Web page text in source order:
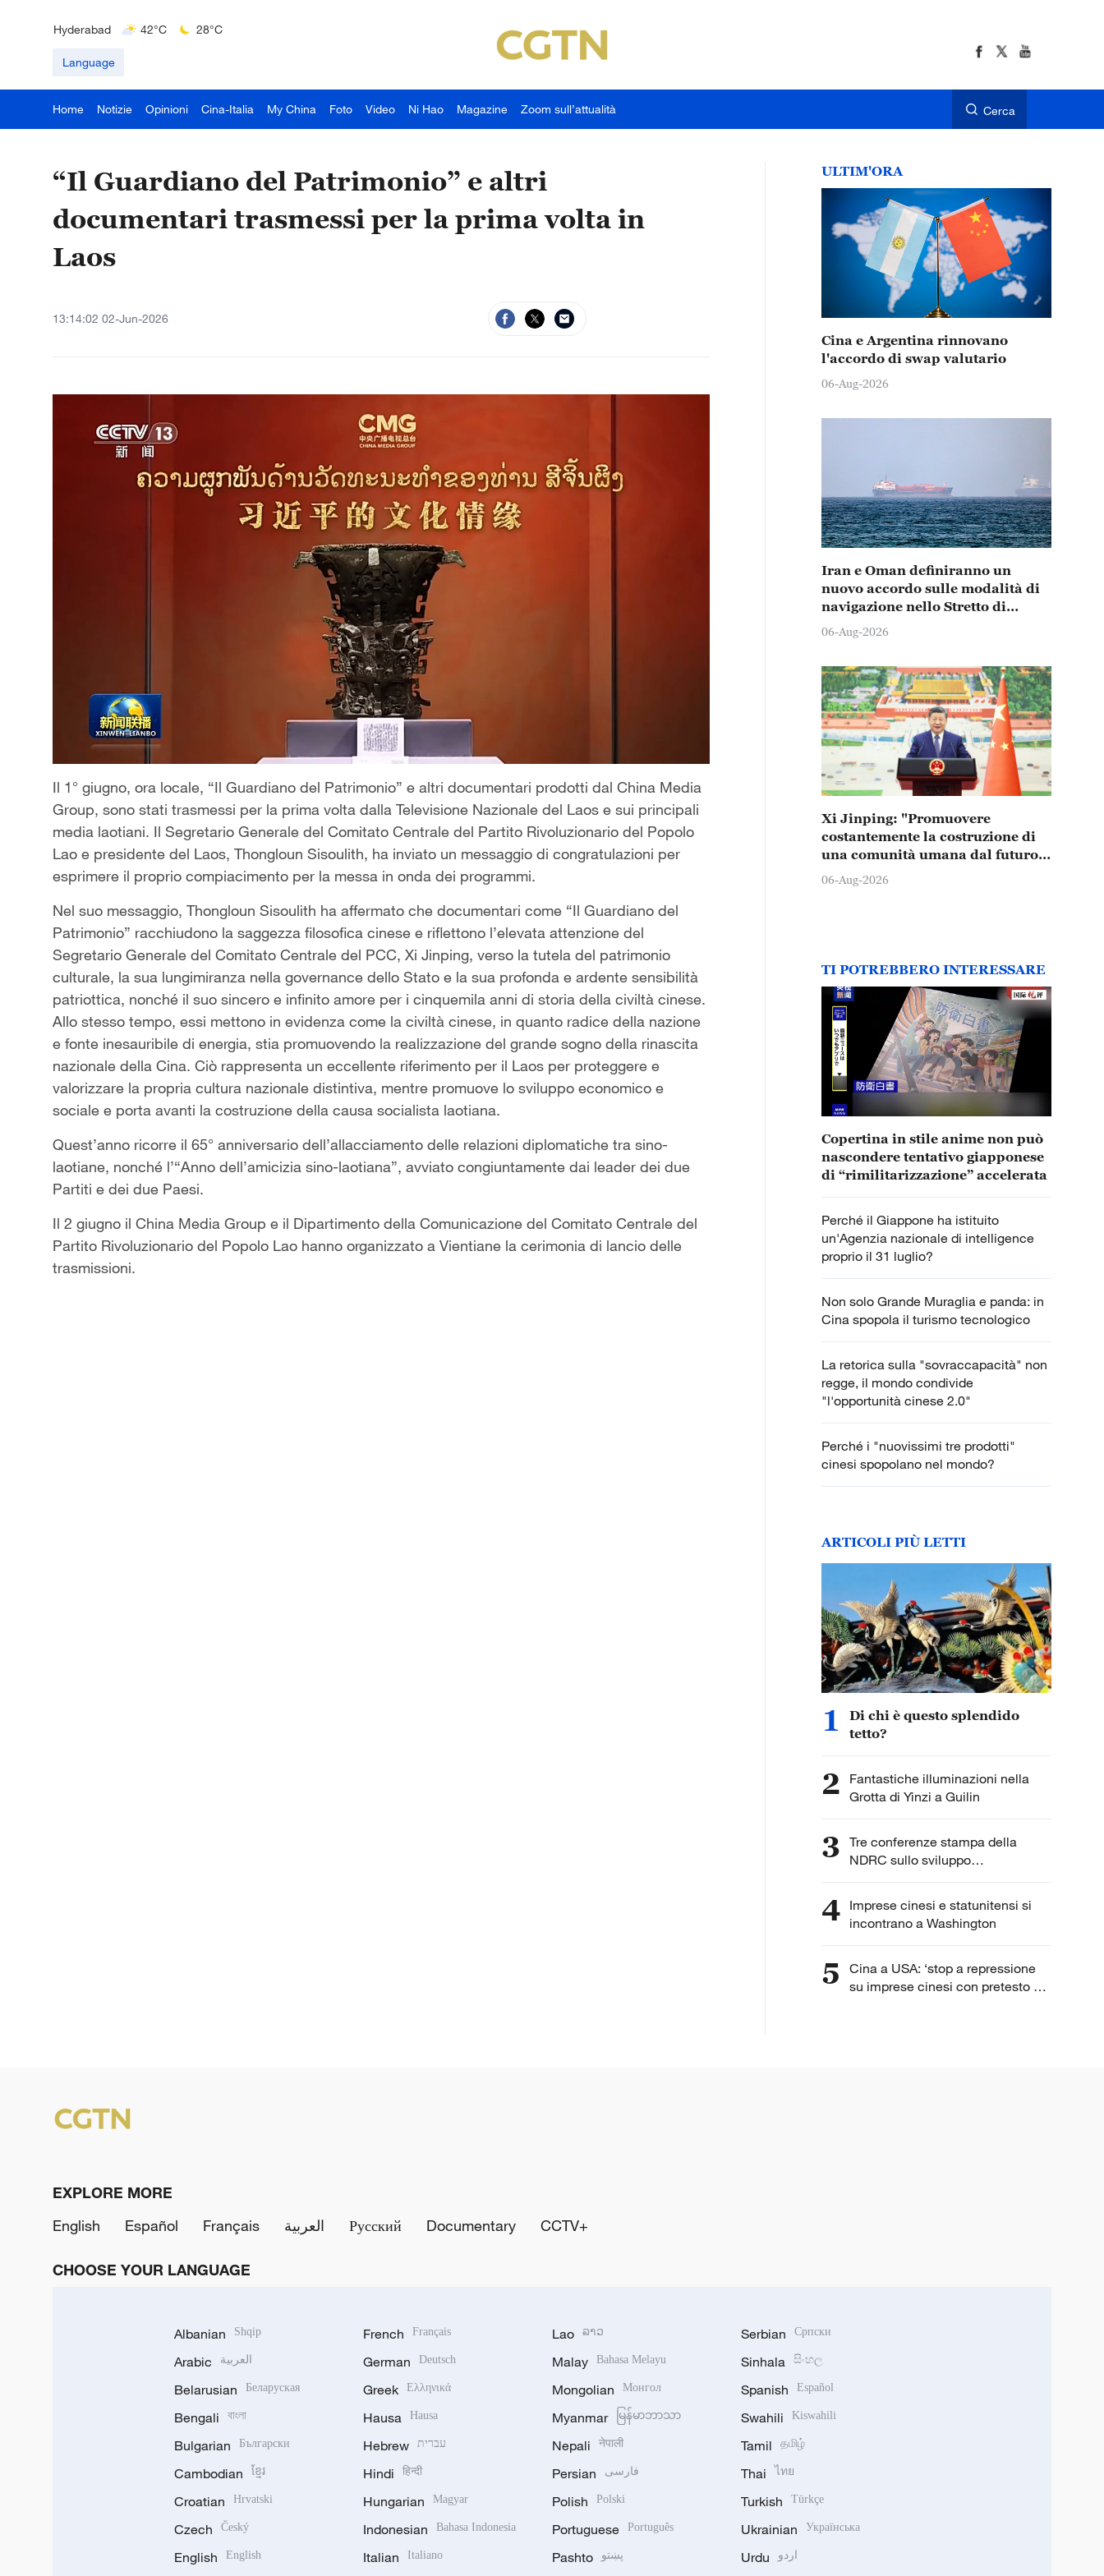
Hyderabad
42°C
28°C
Language
Home Notizie Opinioni Cina-Italia My China Foto Video Ni Hao Magazine Zoom sull’attualità Cerca
“Il Guardiano del Patrimonio” e altri
documentari trasmessi per la prima volta in
Laos
13:14:02 02-Jun-2026
Il 1° giugno, ora locale, “Il Guardiano del Patrimonio” e altri documentari prodotti dal China Media
Group, sono stati trasmessi per la prima volta dalla Televisione Nazionale del Laos e sui principali
media laotiani. Il Segretario Generale del Comitato Centrale del Partito Rivoluzionario del Popolo
Lao e presidente del Laos, Thongloun Sisoulith, ha inviato un messaggio di congratulazioni per
esprimere il proprio compiacimento per la messa in onda dei programmi.
Nel suo messaggio, Thongloun Sisoulith ha affermato che documentari come “Il Guardiano del
Patrimonio” racchiudono la saggezza filosofica cinese e riflettono l’elevata attenzione del
Segretario Generale del Comitato Centrale del PCC, Xi Jinping, verso la tutela del patrimonio
culturale, la sua lungimiranza nella governance dello Stato e la sua profonda e ardente sensibilità
patriottica, nonché il suo sincero e infinito amore per i cinquemila anni di storia della civiltà cinese.
Allo stesso tempo, essi mettono in evidenza come la civiltà cinese, in quanto radice della nazione
e fonte inesauribile di energia, stia promuovendo la realizzazione del grande sogno della rinascita
nazionale della Cina. Ciò rappresenta un eccellente riferimento per il Laos per proteggere e
valorizzare la propria cultura nazionale distintiva, mentre promuove lo sviluppo economico e
sociale e porta avanti la costruzione della causa socialista laotiana.
Quest’anno ricorre il 65° anniversario dell’allacciamento delle relazioni diplomatiche tra sino-
laotiane, nonché l’“Anno dell’amicizia sino-laotiana”, avviato congiuntamente dai leader dei due
Partiti e dei due Paesi.
Il 2 giugno il China Media Group e il Dipartimento della Comunicazione del Comitato Centrale del
Partito Rivoluzionario del Popolo Lao hanno organizzato a Vientiane la cerimonia di lancio delle
trasmissioni.
ULTIM'ORA
Cina e Argentina rinnovano
l'accordo di swap valutario
06-Aug-2026
Iran e Oman definiranno un
nuovo accordo sulle modalità di
navigazione nello Stretto di
Hormuz
06-Aug-2026
Xi Jinping: "Promuovere
costantemente la costruzione di
una comunità umana dal futuro
condiviso"
06-Aug-2026
TI POTREBBERO INTERESSARE
Copertina in stile anime non può
nascondere tentativo giapponese
di “rimilitarizzazione” accelerata
Perché il Giappone ha istituito
un'Agenzia nazionale di intelligence
proprio il 31 luglio?
Non solo Grande Muraglia e panda: in
Cina spopola il turismo tecnologico
La retorica sulla "sovraccapacità" non
regge, il mondo condivide
"l'opportunità cinese 2.0"
Perché i "nuovissimi tre prodotti"
cinesi spopolano nel mondo?
ARTICOLI PIÙ LETTI
1
Di chi è questo splendido
tetto?
2
Fantastiche illuminazioni nella
Grotta di Yinzi a Guilin
3 Tre conferenze stampa della
NDRC sullo sviluppo
dell'intelligenza artificiale
4 Imprese cinesi e statunitensi si
incontrano a Washington
5
Cina a USA: ‘stop a repressione
su imprese cinesi con pretesto di
EXPLORE MORE
English
Español Français العربية Русский Documentary CCTV+
CHOOSE YOUR LANGUAGE
Albanian Shqip
Arabic العربية
Belarusian Беларуская
Bengali বাংলা
Bulgarian Български
Cambodian ខ្មែរ
Croatian Hrvatski
Czech Český
English English
French Français
German Deutsch
Greek Ελληνικά
Hausa Hausa
Hebrew עברית
Hindi हिन्दी
Hungarian Magyar
Indonesian Bahasa Indonesia
Italian Italiano
Lao ລາວ
Malay Bahasa Melayu
Mongolian Монгол
Myanmar မြန်မာဘာသာ
Nepali नेपाली
Persian فارسی
Polish Polski
Portuguese Português
Pashto پښتو
Serbian Српски
Sinhala සිංහල
Spanish Español
Swahili Kiswahili
Tamil தமிழ்
Thai ไทย
Turkish Türkçe
Ukrainian Українська
Urdu اردو